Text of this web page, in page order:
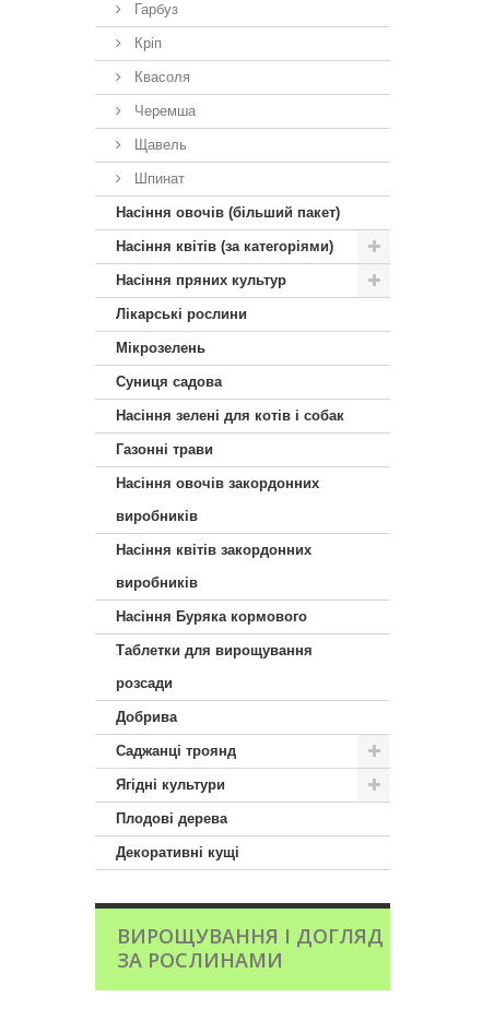
Гарбуз
Кріп
Квасоля
Черемша
Щавель
Шпинат
Насіння овочів (більший пакет)
Насіння квітів (за категоріями)
Насіння пряних культур
Лікарські рослини
Мікрозелень
Суниця садова
Насіння зелені для котів і собак
Газонні трави
Насіння овочів закордонних
виробників
Насіння квітів закордонних
виробників
Насіння Буряка кормового
Таблетки для вирощування
розсади
Добрива
Саджанці троянд
Ягідні культури
Плодові дерева
Декоративні кущі
ВИРОЩУВАННЯ І ДОГЛЯД
ЗА РОСЛИНАМИ